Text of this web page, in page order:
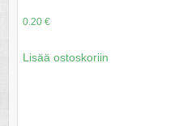
0.20 €
Lisää ostoskoriin